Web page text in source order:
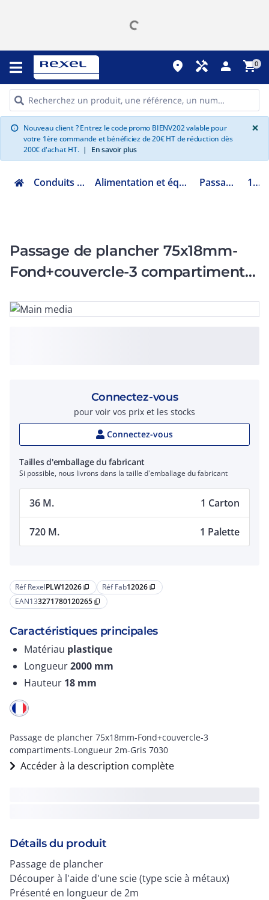
place handyman person shopping_cart0
info Nouveau client ? Entrez le code promo BIENV202 valable pour
votre 1ère commande et bénéficiez de 20€ HT de réduction dès
200€ d'achat HT. | En savoir plus
×
Conduits et cheminements Alimentation et équipement du poste de travail Passage de plancher 12026
Passage de plancher 75x18mm-
Fond+couvercle-3 compartiments-
Réf RexelPLW12026 content_copy Réf Fab12026 content_copy
EAN133271780120265 content_copy
Caractéristiques principales
Matériau plastique
Longueur2000 mm
Hauteur 18 mm
Passage de plancher 75x18mm-Fond+couvercle-3
compartiments-Longueur 2m-Gris 7030
Accéder à la description complète
Détails du produit
Passage de plancher
Découper à l'aide d'une scie (type scie à métaux)
Présenté en longueur de 2m
Connectez-vous
pour voir vos prix et les stocks
Connectez-vous
Tailles d'emballage du fabricant
Si possible, nous livrons dans la taille d'emballage du fabricant
36 M. 1 Carton
720 M. 1 Palette